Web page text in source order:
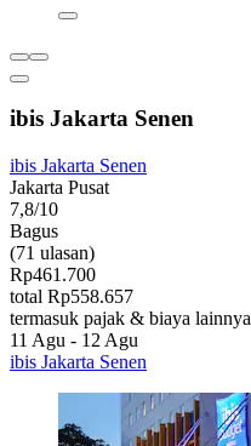
ibis Jakarta Senen
ibis Jakarta Senen
Jakarta Pusat
7,8/10
Bagus
(71 ulasan)
Rp461.700
total Rp558.657
termasuk pajak & biaya lainnya
11 Agu - 12 Agu
ibis Jakarta Senen